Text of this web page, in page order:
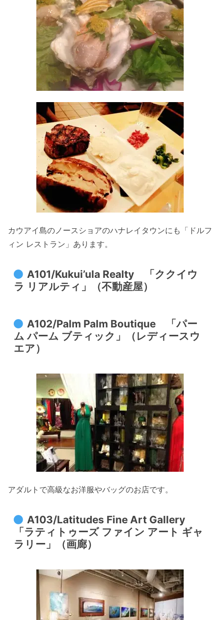
カウアイ島のノースショアのハナレイタウンにも「ドルフ
ィン レストラン」あります。
A101/Kukui’ula Realty 「ククイウ
ラ リアルティ」（不動産屋）
A102/Palm Palm Boutique 「パー
ム パーム ブティック」（レディースウ
エア）
アダルトで高級なお洋服やバッグのお店です。
A103/Latitudes Fine Art Gallery
「ラティトゥーズ ファイン アート ギャ
ラリー」（画廊）